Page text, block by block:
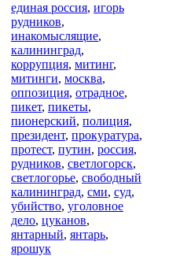
единая россия, игорь
рудников,
инакомыслящие,
калининград,
коррупция, митинг,
митинги, москва,
оппозиция, отрадное,
пикет, пикеты,
пионерский, полиция,
президент, прокуратура,
протест, путин, россия,
рудников, светлогорск,
светлогорье, свободный
калининград, сми, суд,
убийство, уголовное
дело, цуканов,
янтарный, янтарь,
ярошук